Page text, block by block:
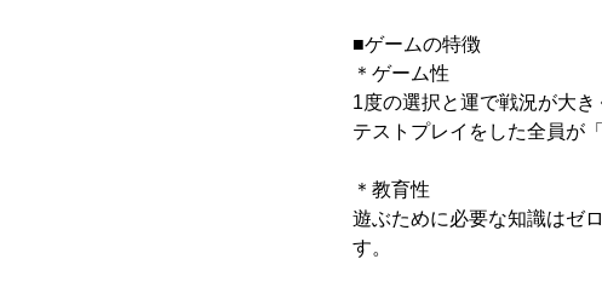
■ゲームの特徴
＊ゲーム性
1度の選択と運で戦況が大
テストプレイをした全員が
＊教育性
遊ぶために必要な知識はゼ
す。